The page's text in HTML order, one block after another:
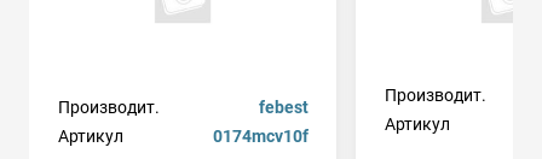
Производит.
febest
Артикул
0174mcv10f
Производит.
Артикул